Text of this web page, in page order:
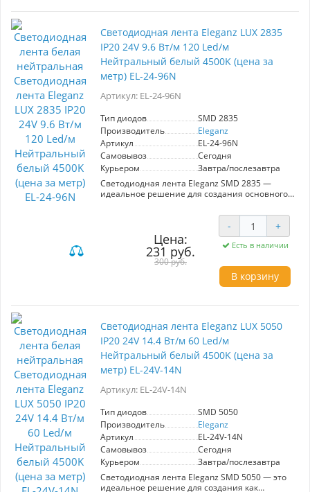
Светодиодная лента Eleganz LUX 2835
IP20 24V 9.6 Вт/м 120 Led/м
Нейтральный белый 4500K (цена за
метр) EL-24-96N
Артикул: EL-24-96N
Тип диодов
SMD 2835
Производитель
Eleganz
Артикул
EL-24-96N
Самовывоз
Сегодня
Курьером
Завтра/послезавтра
Светодиодная лента Eleganz SMD 2835 —
идеальное решение для создания основного
легко изменить атмосферу в любом
помещении. Лента обладает нейтральным
белым светом, который гармонично
вписывается в любой интерьер. С высокой
плотностью 600 LED на метр и мощностью 9,6
Вт/м, она обеспечивает яркое и равномерное
освещение без мерцания. Защита IP20 делает
её подходящей для использования в
Кристаллы нового поколения обеспечивают
доступной цене. Энергосбережение и
простота установки делают эту ленту
практичным выбором для любых задач
освещения.
Цена:
231 руб.
300 руб.
- +
Есть в наличии
В корзину
Светодиодная лента Eleganz LUX 5050
IP20 24V 14.4 Вт/м 60 Led/м
Нейтральный белый 4500K (цена за
метр) EL-24V-14N
Артикул: EL-24V-14N
Тип диодов
SMD 5050
Производитель
Eleganz
Артикул
EL-24V-14N
Самовывоз
Сегодня
Курьером
Завтра/послезавтра
Светодиодная лента Eleganz SMD 5050 — это
идеальное решение для создания как